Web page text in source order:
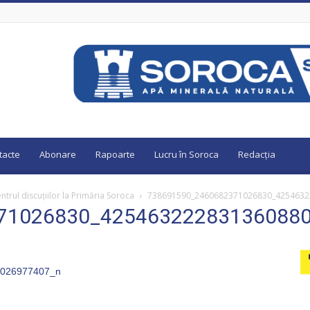
Abonare Rapoarte Lucru în Soroca Redacția
discuțiilor la Primăria Soroca